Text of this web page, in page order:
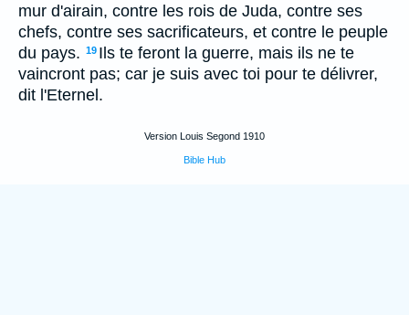
mur d'airain, contre les rois de Juda, contre ses
chefs, contre ses sacrificateurs, et contre le peuple
du pays. 19 Ils te feront la guerre, mais ils ne te
vaincront pas; car je suis avec toi pour te délivrer,
dit l'Eternel.
Version Louis Segond 1910
Bible Hub